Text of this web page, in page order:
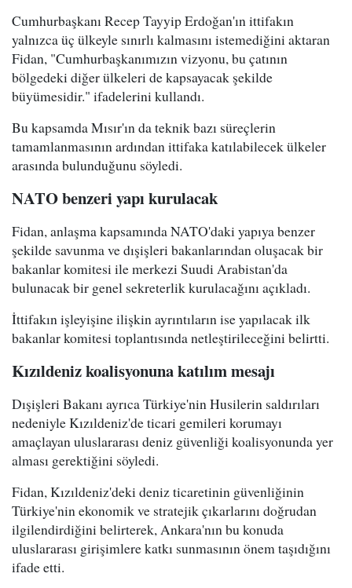
Cumhurbaşkanı Recep Tayyip Erdoğan'ın ittifakın
yalnızca üç ülkeyle sınırlı kalmasını istemediğini aktaran
Fidan, "Cumhurbaşkanımızın vizyonu, bu çatının
bölgedeki diğer ülkeleri de kapsayacak şekilde
büyümesidir." ifadelerini kullandı.
Bu kapsamda Mısır'ın da teknik bazı süreçlerin
tamamlanmasının ardından ittifaka katılabilecek ülkeler
arasında bulunduğunu söyledi.
NATO benzeri yapı kurulacak
Fidan, anlaşma kapsamında NATO'daki yapıya benzer
şekilde savunma ve dışişleri bakanlarından oluşacak bir
bakanlar komitesi ile merkezi Suudi Arabistan'da
bulunacak bir genel sekreterlik kurulacağını açıkladı.
İttifakın işleyişine ilişkin ayrıntıların ise yapılacak ilk
bakanlar komitesi toplantısında netleştirileceğini belirtti.
Kızıldeniz koalisyonuna katılım mesajı
Dışişleri Bakanı ayrıca Türkiye'nin Husilerin saldırıları
nedeniyle Kızıldeniz'de ticari gemileri korumayı
amaçlayan uluslararası deniz güvenliği koalisyonunda yer
alması gerektiğini söyledi.
Fidan, Kızıldeniz'deki deniz ticaretinin güvenliğinin
Türkiye'nin ekonomik ve stratejik çıkarlarını doğrudan
ilgilendirdiğini belirterek, Ankara'nın bu konuda
uluslararası girişimlere katkı sunmasının önem taşıdığını
ifade etti.